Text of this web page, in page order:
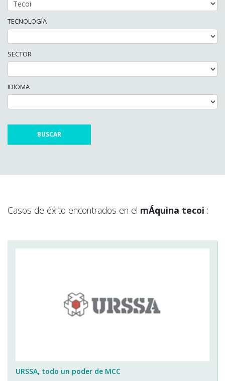
TECNOLOGÍA
SECTOR
IDIOMA
Casos de éxito encontrados en el mÁquina tecoi :
URSSA, todo un poder de MCC